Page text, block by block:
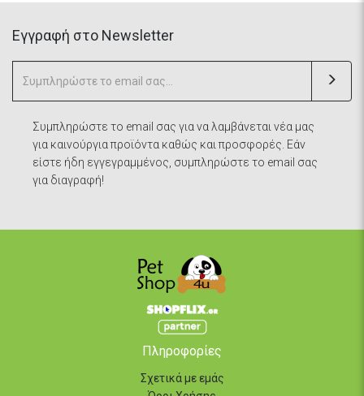
Eγγραφή στο Newsletter
Συμπληρώστε το email σας για να λαμβάνεται νέα μας
για καινούργια προϊόντα καθώς και προσφορές. Εάν
είστε ήδη εγγεγραμμένος, συμπληρώστε το email σας
για διαγραφή!
Πληροφορίες
Σχετικά με εμάς